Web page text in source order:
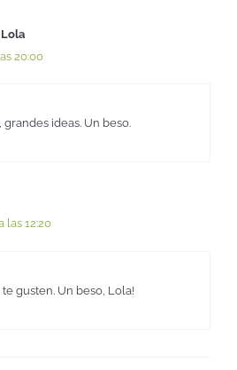
20:00
ideas. Un beso.
12:20
gusten. Un beso, Lola!